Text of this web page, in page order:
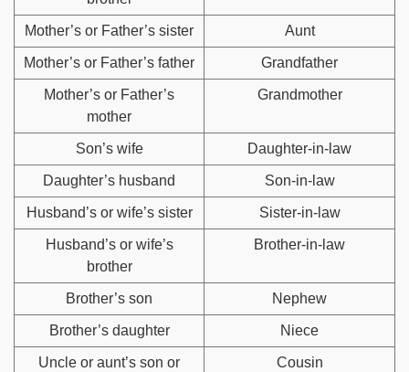
Mother’s or Father’s sister Aunt
Mother’s or Father’s father Grandfather
Mother’s or Father’s
mother
Grandmother
Son’s wife Daughter-in-law
Daughter’s husband Son-in-law
Husband’s or wife’s sister Sister-in-law
Husband’s or wife’s
brother
Brother-in-law
Brother’s son Nephew
Brother’s daughter Niece
Uncle or aunt’s son or
Cousin